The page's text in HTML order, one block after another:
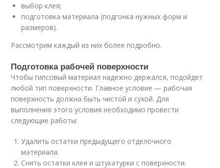
выбор клея;
подготовка материала (подгонка нужных форм и
размеров).
Рассмотрим каждый из них более подробно.
Подготовка рабочей поверхности
Чтобы гипсовый материал надежно держался, подойдет
любой тип поверхности. Главное условие — рабочая
поверхность должна быть чистой и сухой. Для
выполнения этого условия необходимо провести
следующие работы:
Удалить остатки предыдущего отделочного
материала.
Снять остатки клея и штукатурки с поверхности.